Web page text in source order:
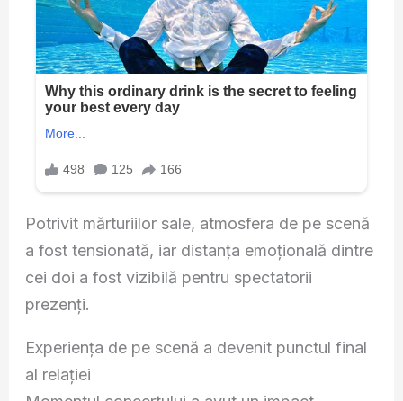
Potrivit mărturiilor sale, atmosfera de pe scenă
a fost tensionată, iar distanța emoțională dintre
cei doi a fost vizibilă pentru spectatorii
prezenți.
Experiența de pe scenă a devenit punctul final
al relației